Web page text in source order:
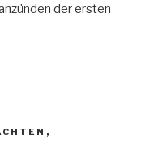
der ersten
,